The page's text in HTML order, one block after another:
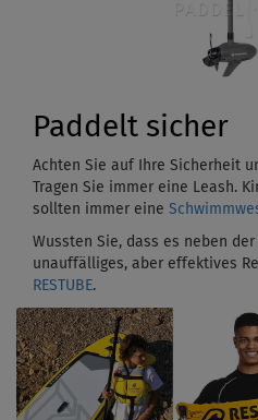
Paddelt sicher
Achten Sie auf Ihre Sicherheit
Tragen Sie immer eine Leash.
sollten immer eine
Wussten Sie, dass es neben
unauffälliges, aber effektives
RESTUBE.